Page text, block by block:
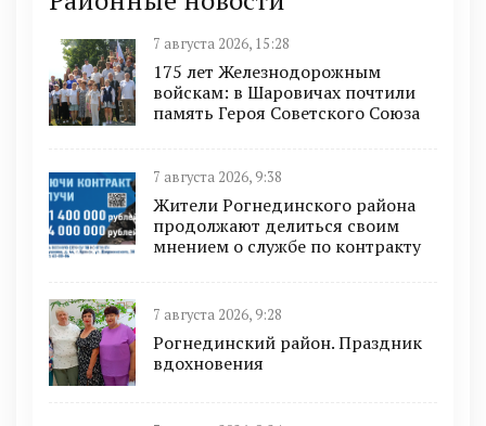
7 августа 2026, 15:28
175 лет Железнодорожным
войскам: в Шаровичах почтили
память Героя Советского Союза
7 августа 2026, 9:38
Жители Рогнединского района
продолжают делиться своим
мнением о службе по контракту
7 августа 2026, 9:28
Рогнединский район. Праздник
вдохновения